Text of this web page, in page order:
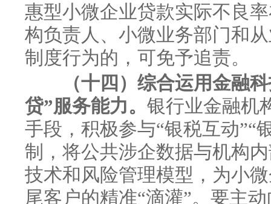
惠型小微企业贷款实际不良
构负责人、小微业务部门和
制度行为的，可免予追责。
（十四）综合运用金融
贷”服务能力。 银行业金融机
手段，积极参与“银税互动”“
制，将公共涉企数据与机构
技术和风险管理模型，为小
尾客户的精准“滴灌”。要主